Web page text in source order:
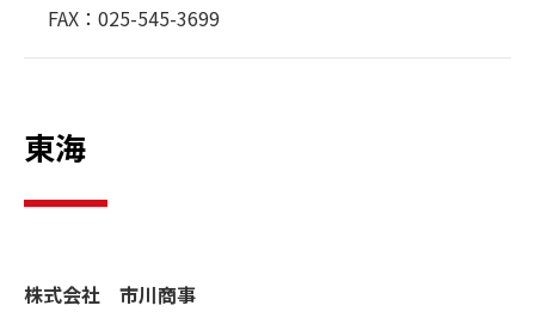
FAX：025-545-3699
東海
株式会社 市川商事